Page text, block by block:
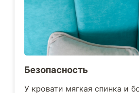
Безопасность
У кровати мягкая спинка и